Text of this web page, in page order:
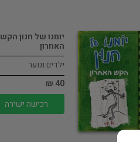
יומנו של חנון הקש
האחרון
ילדים ונוער
40 ₪
רכישה ישירה